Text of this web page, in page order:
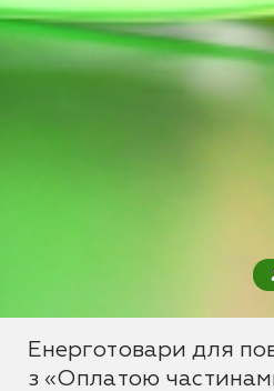
Енерготовари для
з «Оплатою